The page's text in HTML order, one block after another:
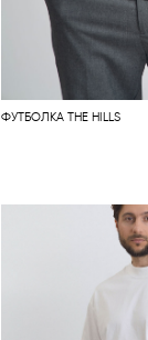
ФУТБОЛКА THE HILLS